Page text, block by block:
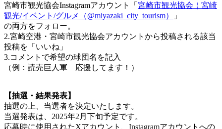
宮崎市観光協会Instagramアカウント「 宮崎市観光協会￤宮崎
観光/イベント/グルメ（@miyazaki_city_tourism）
」
の両方をフォロー。
2.宮崎空港・宮崎市観光協会アカウントから投稿される該当
投稿を「いいね」
3.コメントで希望の球団名を記入
（例：読売巨人軍 応援してます！）
【抽選・結果発表】
抽選の上、当選者を決定いたします。
当選発表は、2025年2月下旬予定です。
応募時に使用されたXアカウント、Instagramアカウントへの